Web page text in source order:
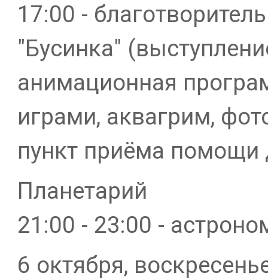
17:00 -
"Бусинка"
анимационная
играми, аквагрим,
пункт приёма
Планетарий
21:00 - 23:00 -
6 октября,